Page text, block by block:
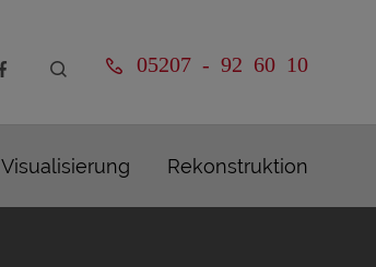
05207 - 92 60 10
Visualisierung Rekonstruktion